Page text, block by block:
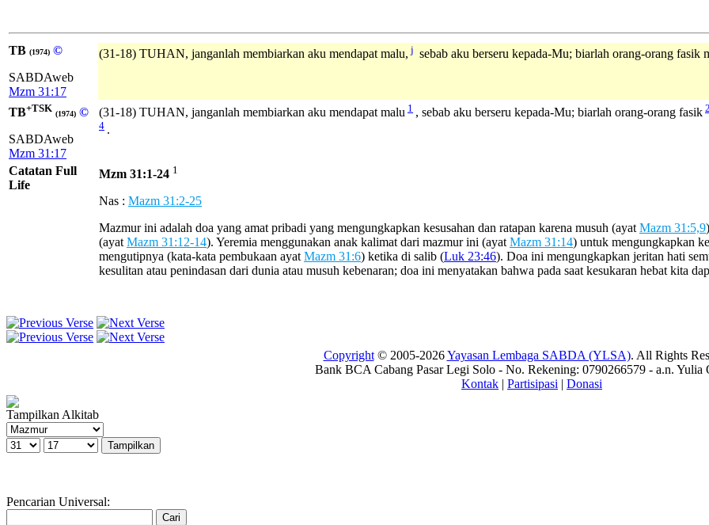
TB (1974) ©
SABDAweb
Mzm 31:17
(31-18) TUHAN, janganlah membiarkan aku mendapat malu, j sebab aku berseru kepada-Mu; biarlah orang-orang
TB+TSK (1974) ©
SABDAweb
Mzm 31:17
(31-18) TUHAN, janganlah membiarkan aku mendapat malu 1 , sebab aku berseru kepada-Mu; biarlah orang-orang fasik 2
4 .
Catatan Full
Life
Mzm 31:1-24 1
Nas : Mazm 31:2-25
Mazmur ini adalah doa yang amat pribadi yang mengungkapkan kesusahan dan ratapan karena musuh (ayat Mazm 31:5,9
(ayat Mazm 31:12-14). Yeremia menggunakan anak kalimat dari mazmur ini (ayat Mazm 31:14) untuk mengungkapkan
mengutipnya (kata-kata pembukaan ayat Mazm 31:6) ketika di salib (Luk 23:46). Doa ini mengungkapkan jeritan hati
kesulitan atau penindasan dari dunia atau musuh kebenaran; doa ini menyatakan bahwa pada saat kesukaran hebat kita
Copyright© 2005-2026Yayasan Lembaga SABDA (YLSA). All Rights
Bank BCA Cabang Pasar Legi Solo - No. Rekening: 0790266579 - a.n. Yulia
Kontak | Partisipasi | Donasi
Tampilkan Alkitab
Pencarian Universal: